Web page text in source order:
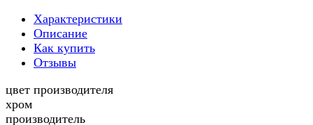
Характеристики
Описание
Как купить
Отзывы
цвет производителя
хром
производитель